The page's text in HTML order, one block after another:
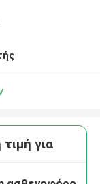
για